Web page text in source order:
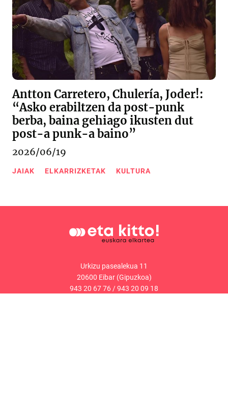
Antton Carretero, Chulería, Joder!:
“Asko erabiltzen da post-punk
berba, baina gehiago ikusten dut
post-a punk-a baino”
2026/06/19
JAIAK ELKARRIZKETAK KULTURA
Urkizu pasealekua 11
20600 Eibar (Gipuzkoa)
943 20 67 76 /943 20 09 18